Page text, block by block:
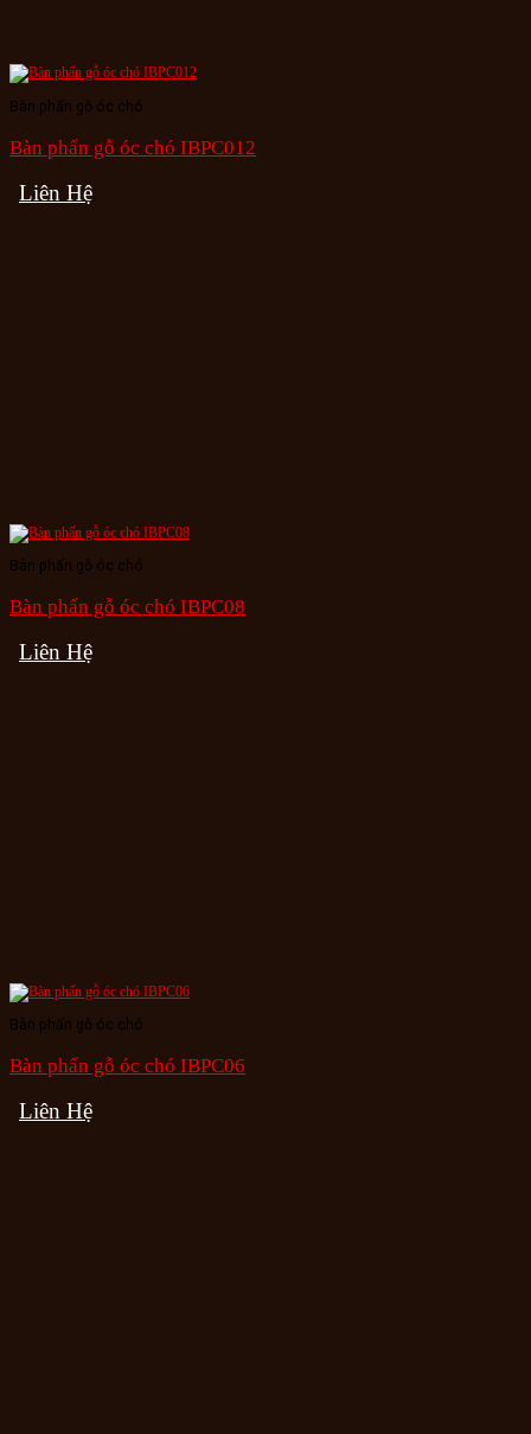
Bàn phấn gỗ óc chó
Bàn phấn gỗ óc chó IBPC012
Liên Hệ
Bàn phấn gỗ óc chó
Bàn phấn gỗ óc chó IBPC08
Liên Hệ
Bàn phấn gỗ óc chó
Bàn phấn gỗ óc chó IBPC06
Liên Hệ